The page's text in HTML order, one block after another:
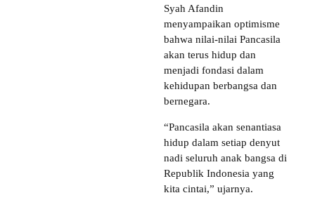
Syah Afandin
menyampaikan optimisme
bahwa nilai-nilai Pancasila
akan terus hidup dan
menjadi fondasi dalam
kehidupan berbangsa dan
bernegara.
“Pancasila akan senantiasa
hidup dalam setiap denyut
nadi seluruh anak bangsa di
Republik Indonesia yang
kita cintai,” ujarnya.